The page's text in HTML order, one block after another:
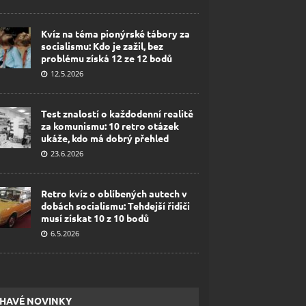
Kvíz na téma pionýrské tábory za
socialismu: Kdo je zažil, bez
problému získá 12 ze 12 bodů
12.5.2026
Test znalostí o každodenní realitě
za komunismu: 10 retro otázek
ukáže, kdo má dobrý přehled
23.6.2026
Retro kvíz o oblíbených autech v
dobách socialismu: Tehdejší řidiči
musí získat 10 z 10 bodů
6.5.2026
NOVINKY